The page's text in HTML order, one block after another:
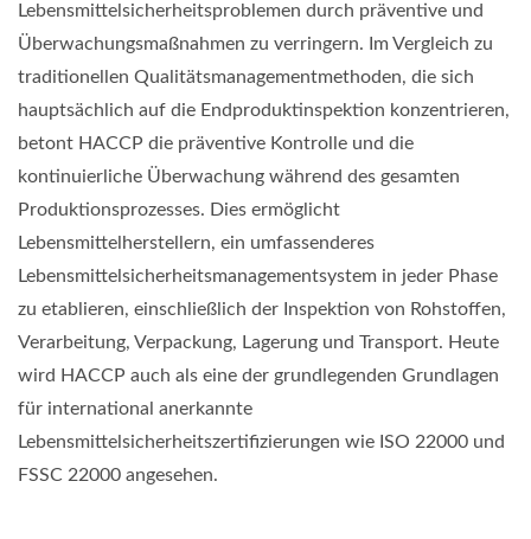
Lebensmittelsicherheitsproblemen durch präventive und
Überwachungsmaßnahmen zu verringern. Im Vergleich zu
traditionellen Qualitätsmanagementmethoden, die sich
hauptsächlich auf die Endproduktinspektion konzentrieren,
betont HACCP die präventive Kontrolle und die
kontinuierliche Überwachung während des gesamten
Produktionsprozesses. Dies ermöglicht
Lebensmittelherstellern, ein umfassenderes
Lebensmittelsicherheitsmanagementsystem in jeder Phase
zu etablieren, einschließlich der Inspektion von Rohstoffen,
Verarbeitung, Verpackung, Lagerung und Transport. Heute
wird HACCP auch als eine der grundlegenden Grundlagen
für international anerkannte
Lebensmittelsicherheitszertifizierungen wie ISO 22000 und
FSSC 22000 angesehen.